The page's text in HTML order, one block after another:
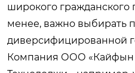
широкого
менее, важно выбирать
диверсифицированной
Компания ООО